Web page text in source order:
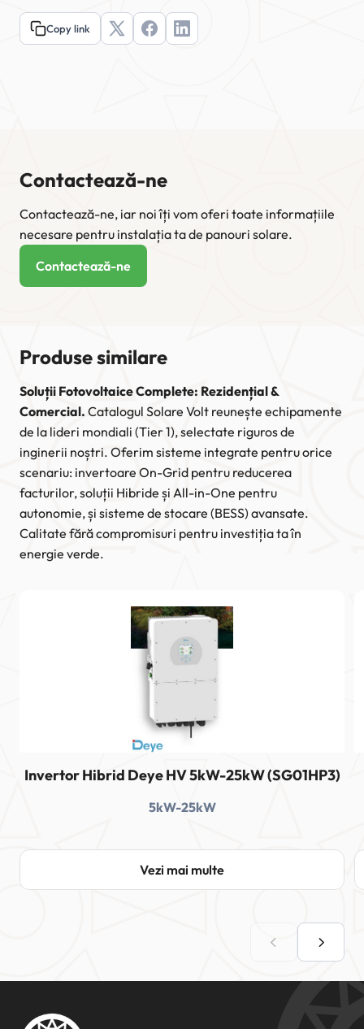
Copy link
Contactează-ne
Contactează-ne, iar noi îți vom oferi toate informațiile
necesare pentru instalația ta de panouri solare.
Contactează-ne
Produse similare
Soluții Fotovoltaice Complete: Rezidențial &
Comercial. Catalogul Solare Volt reunește echipamente
de la lideri mondiali (Tier 1), selectate riguros de
inginerii noștri. Oferim sisteme integrate pentru orice
scenariu: invertoare On-Grid pentru reducerea
facturilor, soluții Hibride și All-in-One pentru
autonomie, și sisteme de stocare (BESS) avansate.
Calitate fără compromisuri pentru investiția ta în
energie verde.
Invertor Hibrid Deye HV 5kW-25kW (SG01HP3)
5kW-25kW
Vezi mai multe